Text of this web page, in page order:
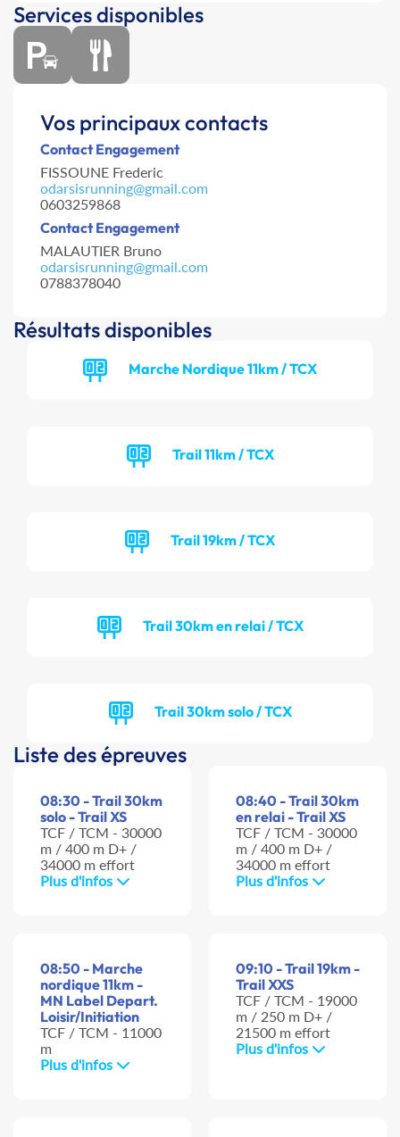
Services disponibles
Vos principaux contacts
Contact Engagement
FISSOUNE Frederic
odarsisrunning@gmail.com
0603259868
Contact Engagement
MALAUTIER Bruno
odarsisrunning@gmail.com
0788378040
Résultats disponibles
Marche Nordique 11km / TCX
Trail 11km / TCX
Trail 19km / TCX
Trail 30km en relai / TCX
Trail 30km solo / TCX
Liste des épreuves
08:30 - Trail 30km
solo - Trail XS
TCF / TCM - 30000
m / 400 m D+ /
34000 m effort
Plus d'infos
08:40 - Trail 30km
en relai - Trail XS
TCF / TCM - 30000
m / 400 m D+ /
34000 m effort
Plus d'infos
08:50 - Marche
nordique 11km -
MN Label Depart.
Loisir/Initiation
TCF / TCM - 11000
m
Plus d'infos
09:10 - Trail 19km -
Trail XXS
TCF / TCM - 19000
m / 250 m D+ /
21500 m effort
Plus d'infos